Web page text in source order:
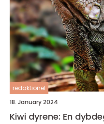
redaktionel
18. January 2024
Kiwi dyrene: En